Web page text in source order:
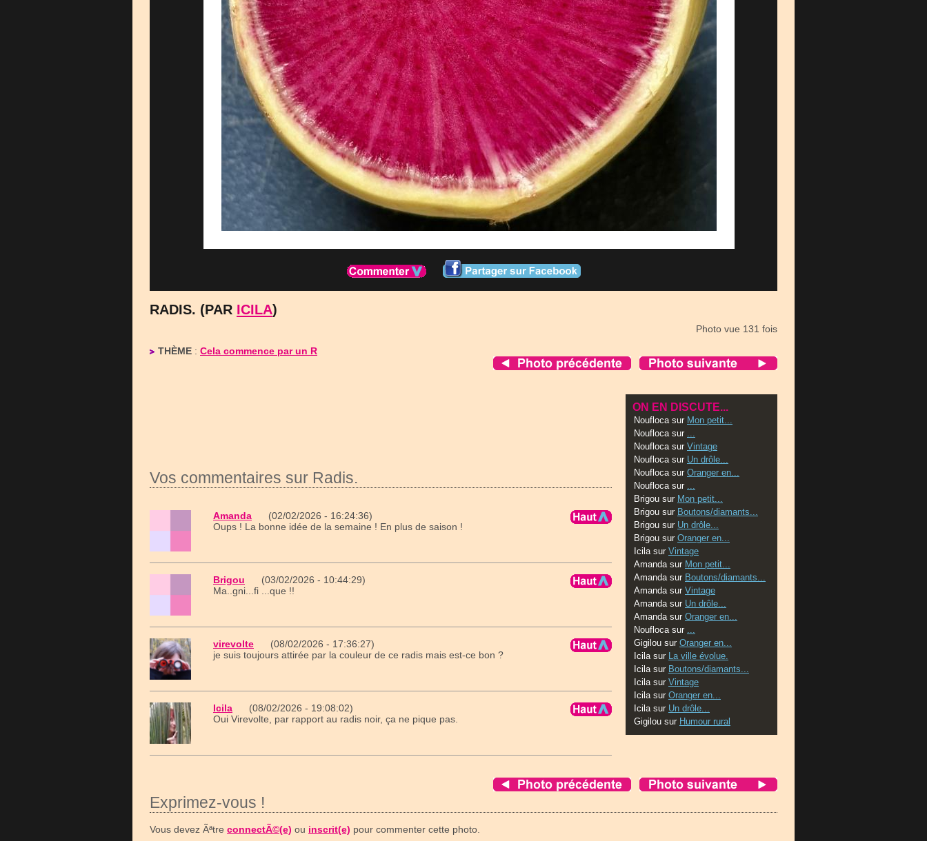
RADIS. (PAR ICILA)
Photo vue 131 fois
THÈME : Cela commence par un R
Vos commentaires sur Radis.
Amanda (02/02/2026 - 16:24:36)
Oups ! La bonne idée de la semaine ! En plus de saison !
Brigou (03/02/2026 - 10:44:29)
Ma..gni...fi ...que !!
virevolte (08/02/2026 - 17:36:27)
je suis toujours attirée par la couleur de ce radis mais est-ce bon ?
Icila (08/02/2026 - 19:08:02)
Oui Virevolte, par rapport au radis noir, ça ne pique pas.
ON EN DISCUTE...
Nouflocasur Mon petit...
Nouflocasur ...
Nouflocasur Vintage
Nouflocasur Un drôle...
Nouflocasur Oranger en...
Nouflocasur ...
Brigou sur Mon petit...
Brigou sur Boutons/diamants...
Brigou sur Un drôle...
Brigou sur Oranger en...
Icilasur Vintage
Amandasur Mon petit...
Amandasur Boutons/diamants...
Amandasur Vintage
Amandasur Un drôle...
Amandasur Oranger en...
Nouflocasur ...
Gigilou sur Oranger en...
Icilasur La ville évolue.
Icilasur Boutons/diamants...
Icilasur Vintage
Icilasur Oranger en...
Icilasur Un drôle...
Gigilou sur Humour rural
Exprimez-vous !
Vous devez Ãªtre connectÃ©(e) ou inscrit(e) pour commenter cette photo.